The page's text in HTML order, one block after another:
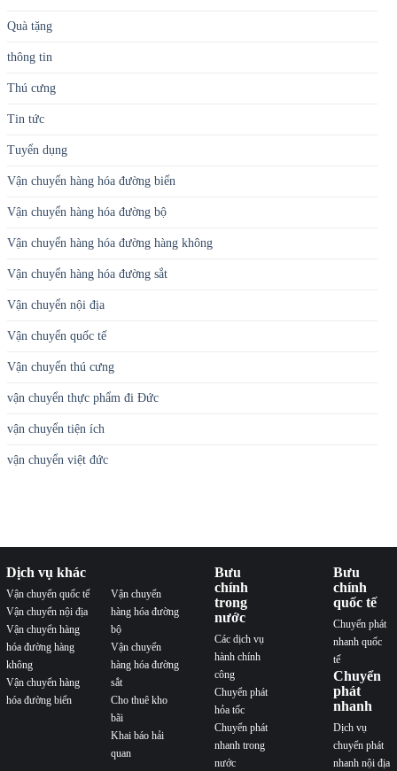
Quà tặng
thông tin
Thú cưng
Tin tức
Tuyển dụng
Vận chuyển hàng hóa đường biển
Vận chuyển hàng hóa đường bộ
Vận chuyển hàng hóa đường hàng không
Vận chuyển hàng hóa đường sắt
Vận chuyển nội địa
Vận chuyển quốc tế
Vận chuyển thú cưng
vận chuyển thực phẩm đi Đức
vận chuyển tiện ích
vận chuyển việt đức
Dịch vụ khác
Vận chuyển quốc tế
Vận chuyển nội địa
Vận chuyển hàng
hóa đường hàng
không
Vận chuyển hàng
hóa đường biển
Vận chuyển
hàng hóa đường
bộ
Vận chuyển
hàng hóa đường
sắt
Cho thuê kho
bãi
Khai báo hải
quan
Bưu
chính
trong
nước
Các dịch vụ
hành chính
công
Chuyển phát
hỏa tốc
Chuyển phát
nhanh trong
nước
Bưu
chính
quốc tế
Chuyển phát
nhanh quốc
tế
Chuyển
phát
nhanh
Dịch vụ
chuyển phát
nhanh nội địa